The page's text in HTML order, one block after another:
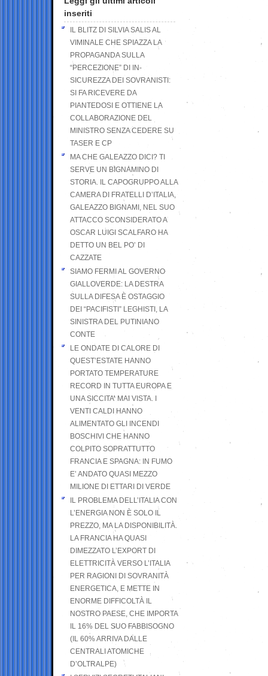
inseriti
IL BLITZ DI SILVIA SALIS AL
VIMINALE CHE SPIAZZA LA
PROPAGANDA SULLA
“PERCEZIONE” DI IN-
SICUREZZA DEI SOVRANISTI:
SI FA RICEVERE DA
PIANTEDOSI E OTTIENE LA
COLLABORAZIONE DEL
MINISTRO SENZA CEDERE SU
TASER E CP
MA CHE GALEAZZO DICI? TI
SERVE UN BIGNAMINO DI
STORIA. IL CAPOGRUPPO ALLA
CAMERA DI FRATELLI D’ITALIA,
GALEAZZO BIGNAMI, NEL SUO
ATTACCO SCONSIDERATO A
OSCAR LUIGI SCALFARO HA
DETTO UN BEL PO’ DI
CAZZATE
SIAMO FERMI AL GOVERNO
GIALLOVERDE: LA DESTRA
SULLA DIFESA È OSTAGGIO
DEI “PACIFISTI” LEGHISTI, LA
SINISTRA DEL PUTINIANO
CONTE
LE ONDATE DI CALORE DI
QUEST’ESTATE HANNO
PORTATO TEMPERATURE
RECORD IN TUTTA EUROPA E
UNA SICCITA’ MAI VISTA. I
VENTI CALDI HANNO
ALIMENTATO GLI INCENDI
BOSCHIVI CHE HANNO
COLPITO SOPRATTUTTO
FRANCIA E SPAGNA: IN FUMO
E’ ANDATO QUASI MEZZO
MILIONE DI ETTARI DI VERDE
IL PROBLEMA DELL’ITALIA CON
L’ENERGIA NON È SOLO IL
PREZZO, MA LA DISPONIBILITÀ.
LA FRANCIA HA QUASI
DIMEZZATO L’EXPORT DI
ELETTRICITÀ VERSO L’ITALIA
PER RAGIONI DI SOVRANITÀ
ENERGETICA, E METTE IN
ENORME DIFFICOLTÀ IL
NOSTRO PAESE, CHE IMPORTA
IL 16% DEL SUO FABBISOGNO
(IL 60% ARRIVA DALLE
CENTRALI ATOMICHE
D’OLTRALPE)